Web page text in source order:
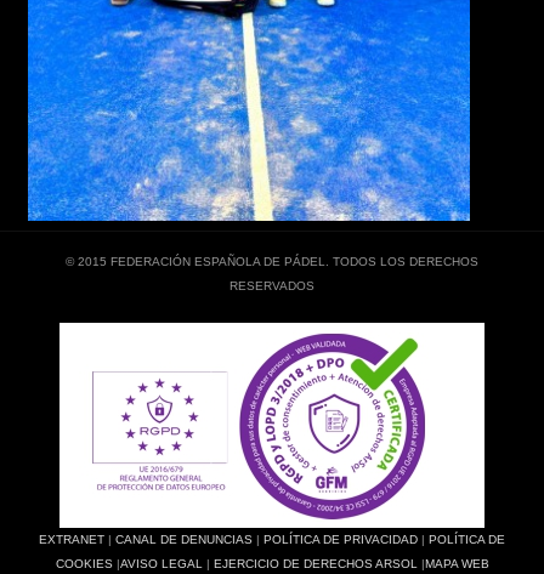
© 2015 FEDERACIÓN ESPAÑOLA DE PÁDEL. TODOS LOS DERECHOS
RESERVADOS
EXTRANET | CANAL DE DENUNCIAS | POLÍTICA DE PRIVACIDAD | POLÍTICA DE
COOKIES|AVISO LEGAL | EJERCICIO DE DERECHOS ARSOL |MAPA WEB